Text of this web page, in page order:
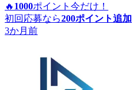
🔥 1000ポイント 今だけ！
初回応募なら200ポイント追加
3か月前